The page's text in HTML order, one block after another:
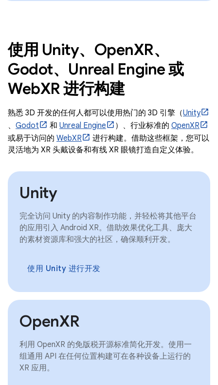
使用 Unity、OpenXR、
Godot、Unreal Engine 或
WebXR 进行构建
熟悉 3D 开发的任何人都可以使用热门的 3D 引擎（Unity
、 Godot 和 Unreal Engine ）、行业标准的 OpenXR
或易于访问的 WebXR
进行构建。借助这些框架，您可以
灵活地为 XR 头戴设备和有线 XR 眼镜打造自定义体验。
Unity
完全访问 Unity 的内容制作功能，并轻松将其他平台
的应用引入 Android XR。借助效果优化工具、庞大
的素材资源库和强大的社区，确保顺利开发。
使用 Unity 进行开发
OpenXR
利用 OpenXR 的免版税开源标准简化开发。使用一
组通用 API 在任何位置构建可在各种设备上运行的
XR 应用。